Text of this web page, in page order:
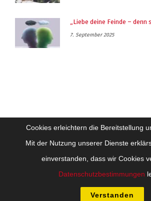
„Liebe deine Feinde – denn
7. September 2025
Cookies erleichtern die Bereitstellung
Mit der Nutzung unserer Dienste
einverstanden, dass wir Cookies
Datenschutzbestimmungen
Verstanden